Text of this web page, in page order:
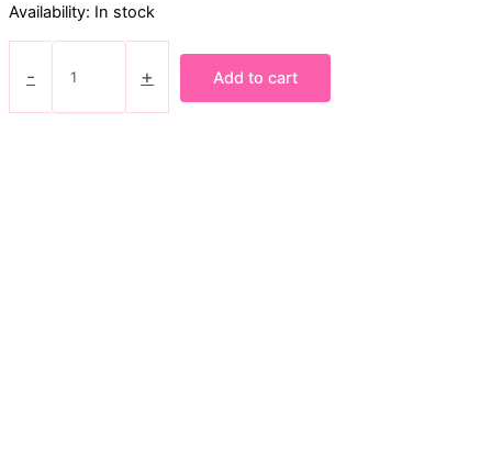
Availability: In stock
-
feestbeest
quantity
+ Add to cart